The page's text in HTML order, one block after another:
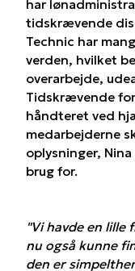
har
tidskrævende
Technic har
verden, hvilket
overarbejde,
Tidskrævende
håndteret ved
medarbejderne
oplysninger,
brug for.
"Vi havde en lille
nu også kunne
den er